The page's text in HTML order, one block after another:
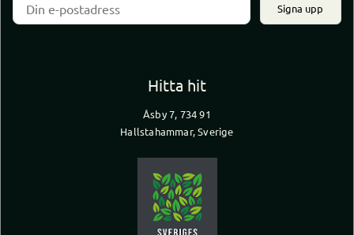
Signa upp
Hitta hit
Åsby 7, 734 91
Hallstahammar, Sverige